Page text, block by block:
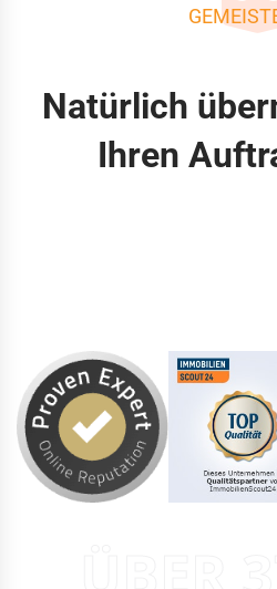
Natürlich
Ihren